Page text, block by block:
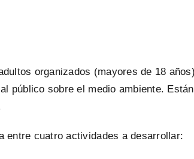
organizados (mayores de 18
público sobre el medio ambiente.
entre cuatro actividades a desarrollar: